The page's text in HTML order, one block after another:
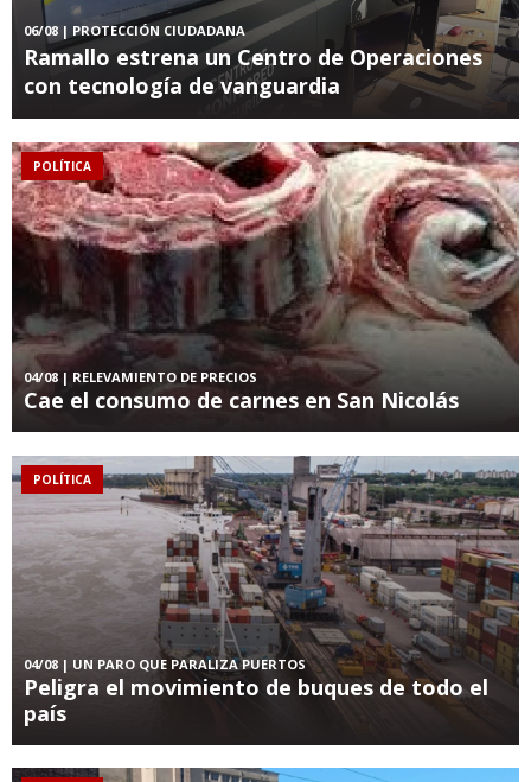
06/08 | PROTECCIÓN CIUDADANA
Ramallo estrena un Centro de Operaciones
con tecnología de vanguardia
POLÍTICA
04/08 | RELEVAMIENTO DE PRECIOS
Cae el consumo de carnes en San Nicolás
POLÍTICA
04/08 | UN PARO QUE PARALIZA PUERTOS
Peligra el movimiento de buques de todo el
país